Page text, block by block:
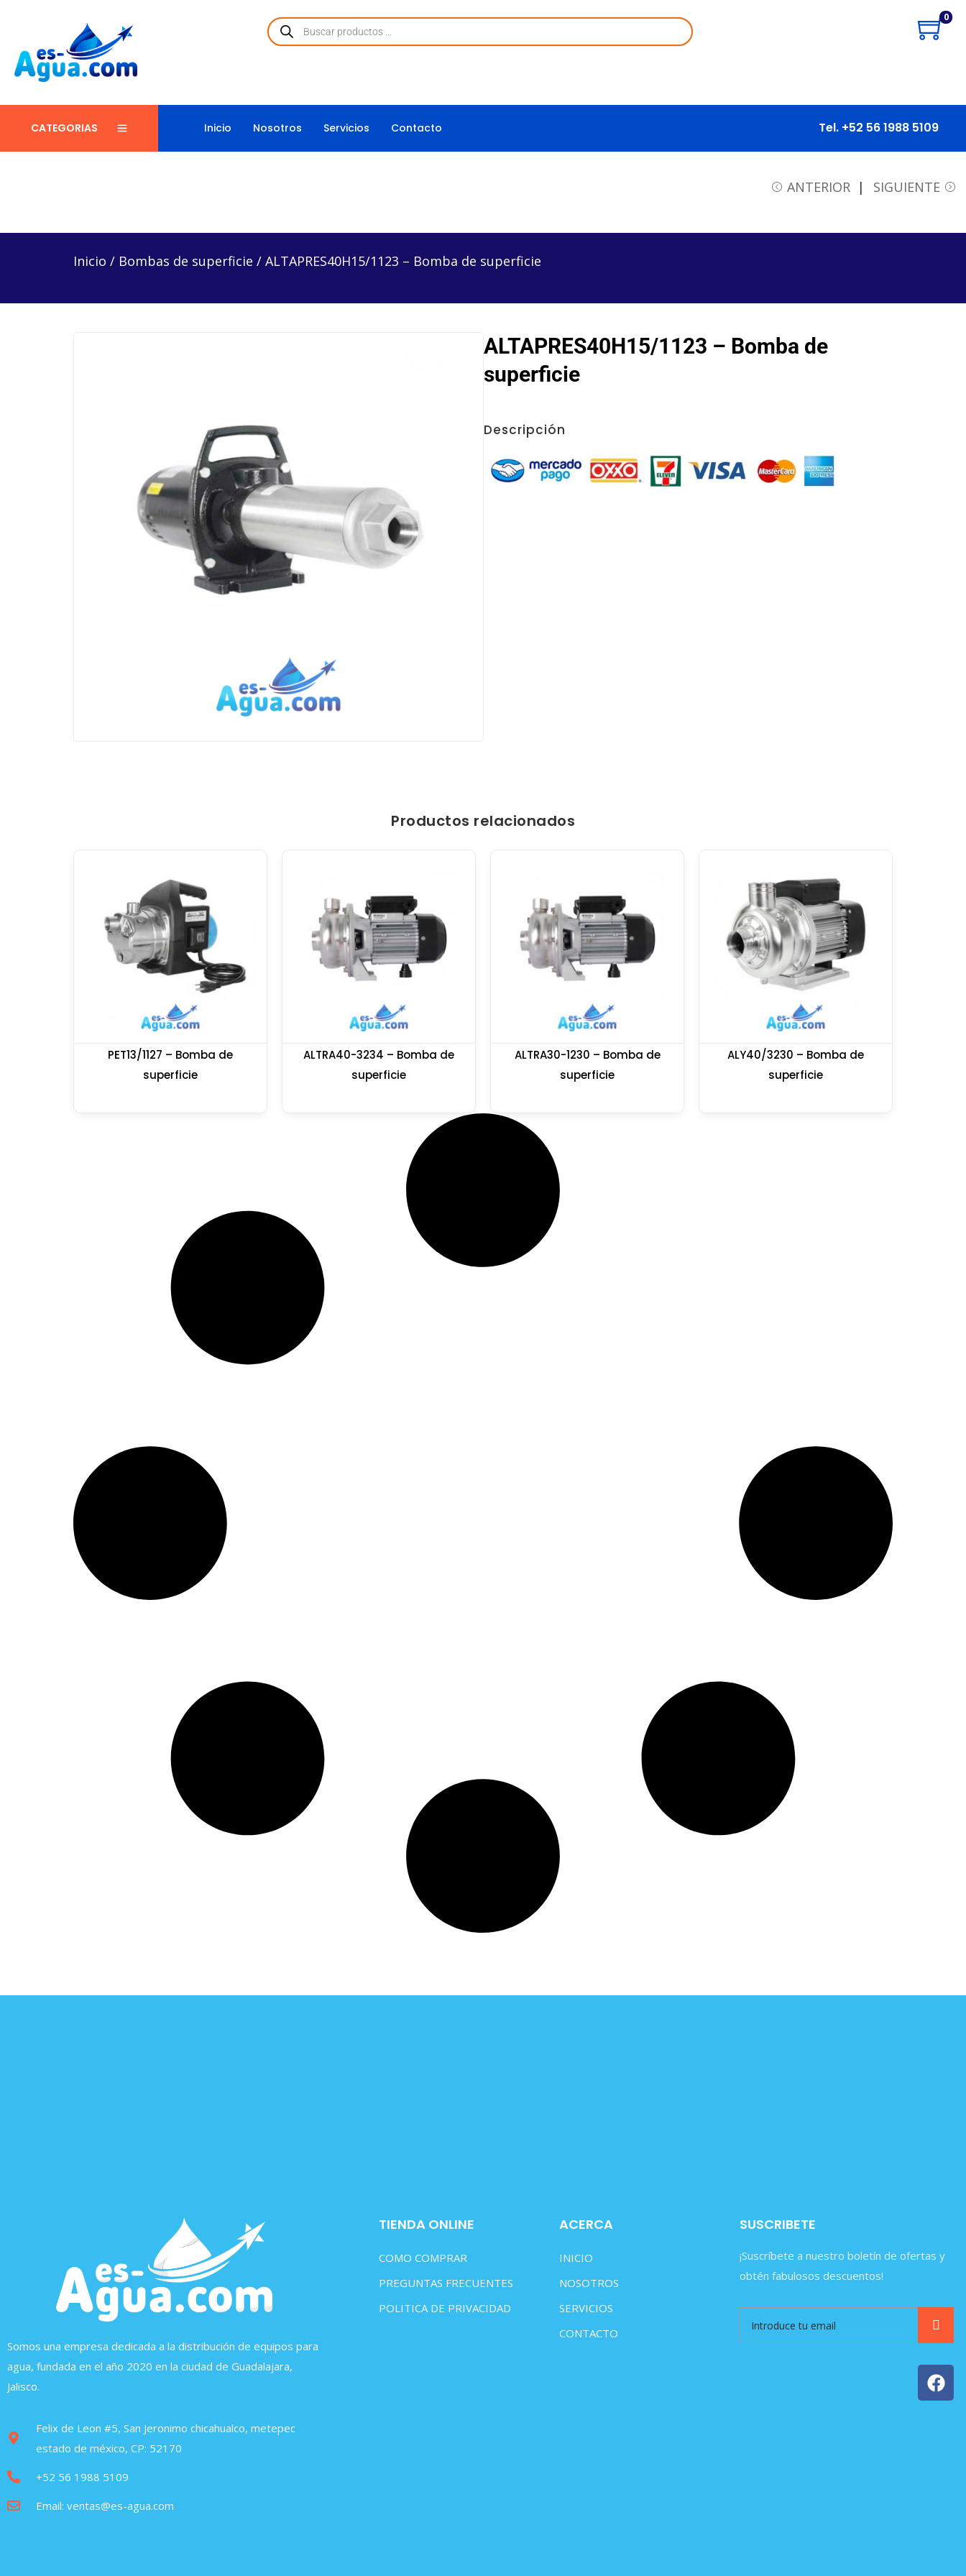
0
CATEGORIAS Inicio Nosotros Servicios Contacto Tel. +52 56 1988 5109
ANTERIOR SIGUIENTE
Inicio / Bombas de superficie / ALTAPRES40H15/1123 – Bomba de superficie
ALTAPRES40H15/1123 – Bomba de
superficie
Descripción
Productos relacionados
PET13/1127 – Bomba de
superficie
ALTRA40-3234 – Bomba de
superficie
ALTRA30-1230 – Bomba de
superficie
ALY40/3230 – Bomba de
superficie
Somos una empresa dedicada a la distribución de equipos para
agua, fundada en el año 2020 en la ciudad de Guadalajara,
Jalisco.
Felix de Leon #5, San Jeronimo chicahualco, metepec
estado de méxico, CP: 52170
+52 56 1988 5109
Email: ventas@es-agua.com
TIENDA ONLINE
COMO COMPRAR
PREGUNTAS FRECUENTES
POLITICA DE PRIVACIDAD
ACERCA
INICIO
NOSOTROS
SERVICIOS
CONTACTO
SUSCRIBETE
¡Suscríbete a nuestro boletín de ofertas y
obtén fabulosos descuentos!